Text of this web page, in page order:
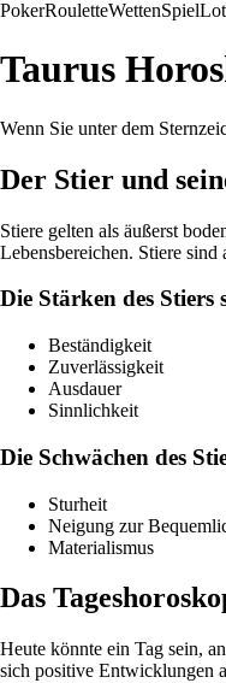
PokerRouletteWettenSpiel
Taurus
Wenn Sie unter dem
Der Stier und
Stiere gelten als äußerst
Lebensbereichen. Stiere
Die Stärken des Stiers
Beständigkeit
Zuverlässigkeit
Ausdauer
Sinnlichkeit
Die Schwächen des
Sturheit
Neigung zur
Materialismus
Das
Heute könnte ein Tag sein,
sich positive Entwicklungen